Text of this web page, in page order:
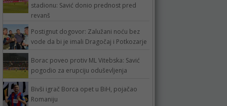
stadionu: Savić donio prednost pred
revanš
Postignut dogovor: Zalužani noću bez
vode da bi je imali Dragočaj i Potkozarje
Borac poveo protiv ML Vitebska: Savić
pogodio za erupciju oduševljenja
Bivši igrač Borca opet u BiH, pojačao
Romaniju